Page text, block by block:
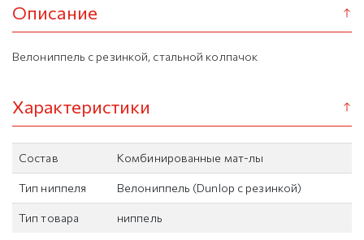
Описание
Велониппель c резинкой, стальной колпачок
Характеристики
Состав Комбинированные мат-лы
Тип ниппеля Велониппель (Dunlop с резинкой)
Тип товара ниппель